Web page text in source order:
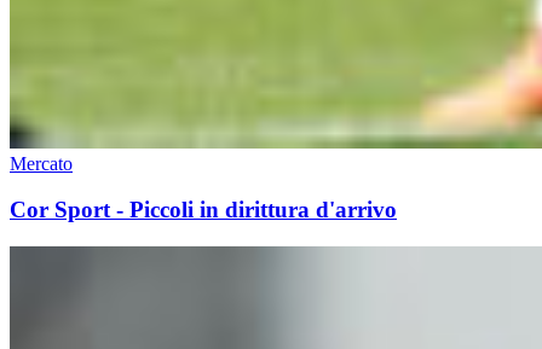
Mercato
Cor Sport - Piccoli in dirittura d'arrivo